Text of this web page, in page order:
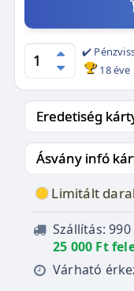
✔️
18
Limitált
Szállítás:
25 000 Ft
Várható